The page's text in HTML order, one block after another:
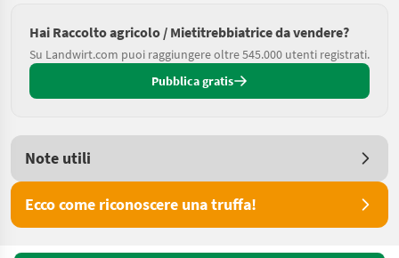
Hai Raccolto agricolo / Mietitrebbiatrice da vendere?
Su Landwirt.com puoi raggiungere oltre 545.000 utenti registrati.
Pubblica gratis
Note utili
Ecco come riconoscere una truffa!